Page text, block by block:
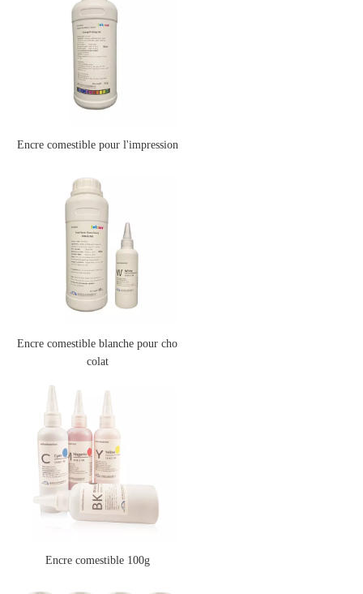
Encre comestible pour l'impression
Encre comestible blanche pour cho
colat
Encre comestible 100g